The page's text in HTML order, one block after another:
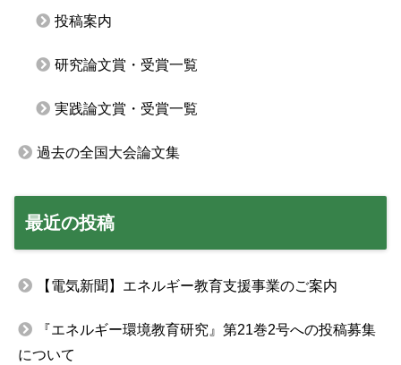
投稿案内
研究論文賞・受賞一覧
実践論文賞・受賞一覧
過去の全国大会論文集
最近の投稿
【電気新聞】エネルギー教育支援事業のご案内
『エネルギー環境教育研究』第21巻2号への投稿募集
について